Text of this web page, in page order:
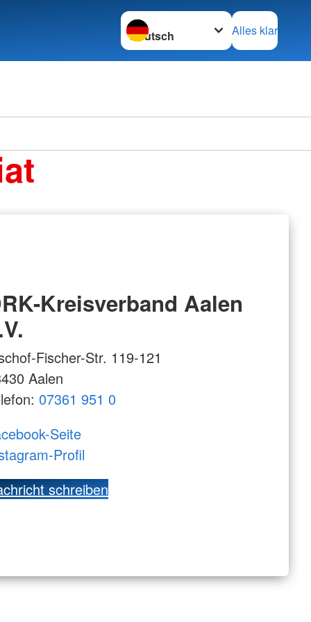
Sprache wechseln zu
Alles klar
Kreisverband Aalen
Fischer-Str. 119-121
Aalen
07361 951 0
Seite
Profil
schreiben